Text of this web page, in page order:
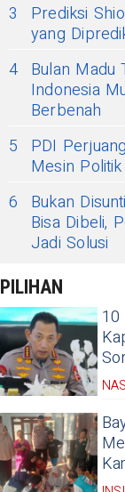
3
Prediksi
yang
4 Bulan Madu
Indonesia
Berbenah
5
PDI
Mesin
6
Bukan
Bisa Dibeli,
Jadi Solusi
PILIHAN
10